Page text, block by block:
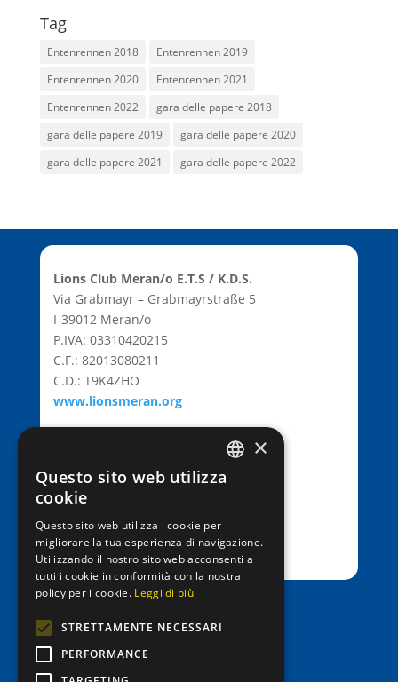
Tag
Entenrennen 2018
Entenrennen 2019
Entenrennen 2020
Entenrennen 2021
Entenrennen 2022
gara delle papere 2018
gara delle papere 2019
gara delle papere 2020
gara delle papere 2021
gara delle papere 2022
Lions Club Meran/o E.T.S / K.D.S.
Via Grabmayr – Grabmayrstraße 5
I-39012 Meran/o
P.IVA: 03310420215
C.F.: 82013080211
C.D.: T9K4ZHO
www.lionsmeran.org
Bank: Raiffeisenkasse Algund
Fil.: Rennweg 42, 39012 Meran/o
IBAN: IT39C0811258591000303200680
SWIFT-BIC: RZSBIT21101
×
Questo sito web utilizza
cookie
Questo sito web utilizza i cookie per
migliorare la tua esperienza di navigazione.
Utilizzando il nostro sito web acconsenti a
tutti i cookie in conformità con la nostra
policy per i cookie. Leggi di più
STRETTAMENTE NECESSARI
PERFORMANCE